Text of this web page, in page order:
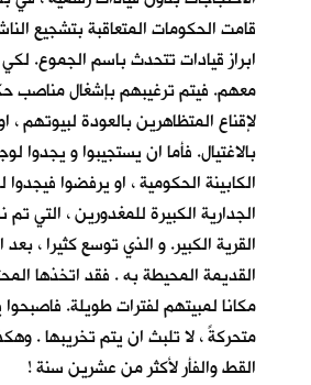
قامت الحكومات المتعاقبة بتشجيع
ابراز قيادات تتحدث باسم الجموع.
معهم. فيتم ترغيبهم بإشغال مناصب
لإقناع المتظاهرين بالعودة لبيوتهم
بالاغتيال. فأما ان يستجيبوا و يجدوا
الكابينة الحكومية ، او يرفضوا
الجدارية الكبيرة للمغدورين ، التي
القرية الكبير. و الذي توسع كثيرا ،
القديمة المحيطة به . فقد اتخذها
مكانا لمبيتهم لفترات طويلة.
متحركةً ، لا تلبث ان يتم تخريبها .
القط والفأر لأكثر من عشرين سنة !